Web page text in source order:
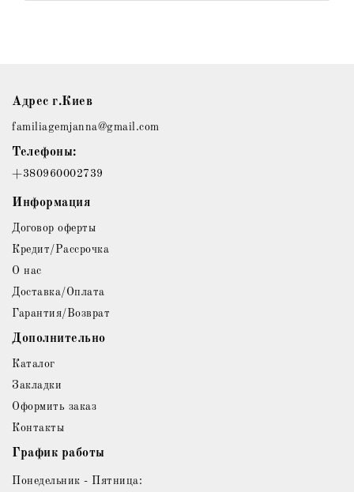
Адрес г.Киев
familiagemjanna@gmail.com
Телефоны:
+380960002739
Информация
Договор оферты
Кредит/Рассрочка
О нас
Доставка/Оплата
Гарантия/Возврат
Дополнительно
Каталог
Закладки
Оформить заказ
Контакты
График работы
Понедельник - Пятница: